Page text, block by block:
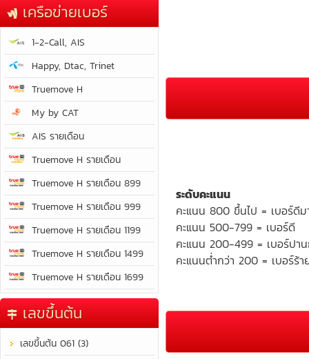
เครือข่ายเบอร์
1-2-Call, AIS
Happy, Dtac, Trinet
Truemove H
My by CAT
AIS รายเดือน
Truemove H รายเดือน
Truemove H รายเดือน 899
Truemove H รายเดือน 999
Truemove H รายเดือน 1199
Truemove H รายเดือน 1499
Truemove H รายเดือน 1699
เลขขึ้นต้น
เลขขึ้นต้น 061 (3)
ระดับคะแนน
คะแนน 800 ขึ้นไป = เบอร์ดี
คะแนน 500-799 = เบอร์ดี
คะแนน 200-499 = เบอร์ปา
คะแนนต่ำกว่า 200 = เบอร์ร้า